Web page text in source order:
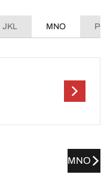
JKL MNO
MNO